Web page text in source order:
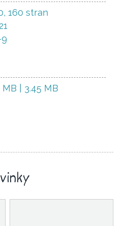
160 stran
| 3.45 MB